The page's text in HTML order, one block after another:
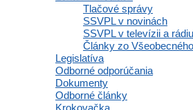
Tlačové správy
SSVPL v novinách
SSVPL v televízii a rádiu
Články zo
Legislatíva
Odborné odporúčania
Dokumenty
Odborné články
Krokovačka
Medzinárodné vzťahy
Svetová Rada
Rio De Janeiro